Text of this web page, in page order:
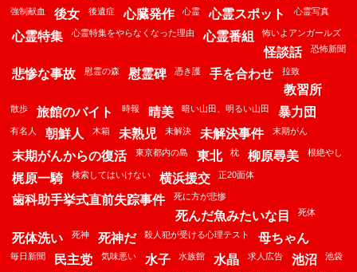
強制献血 後女 後遺症 心臓発作 心霊 心霊スポット 心霊写真
心霊特集 心霊特集をやらなくなった理由 心霊番組 怖いよアンガールズ
怪談話 恐怖新聞
悲惨な事故 慰霊の森 慰霊碑 憑き護 手を合わせ 拉致
教習所
散歩 旅館のバイト 時報 晴美 暗い山田、明るい山田 暴力団
有名人 朝鮮人 木箱 未熟児 未解決 未解決事件 末期がん
末期がんからの復活 東京都内の島 東北 枕 柳原尋美 根絶やし
梶原一騎 検索してはいけない 横浜援交 正20面体
歯科助手挙式直前失踪事件 死に方が悲惨
死んだ魚みたいな目 死体
死体洗い 死神 死神だ 殺人犯が受ける心理テスト 母ちゃん
毎日新聞 民主党 気味悪い 水子 水族館 水晶 求人広告 池沼 池袋